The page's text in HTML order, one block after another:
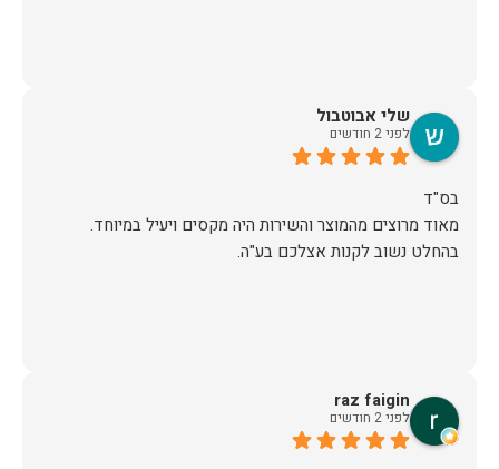
שלי אבוטבול
לפני 2 חודשים
מאוד מרוצים מהמוצר והשירות היה מקסים ויעיל במיוחד.
בהחלט נשוב לקנות אצלכם בע"ה.
raz faigin
לפני 2 חודשים